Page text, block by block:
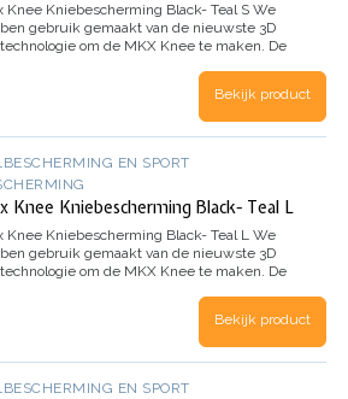
Knee Kniebescherming Black- Teal S We
gebruik gemaakt van de nieuwste 3D
om de MKX Knee te maken. De
beweegt en vormt zich perfect naar je
Bekijk product
EN SPORT
Knee Kniebescherming Black- Teal L
Knee Kniebescherming Black- Teal L We
gebruik gemaakt van de nieuwste 3D
om de MKX Knee te maken. De
beweegt en vormt zich perfect naar je
Bekijk product
EN SPORT